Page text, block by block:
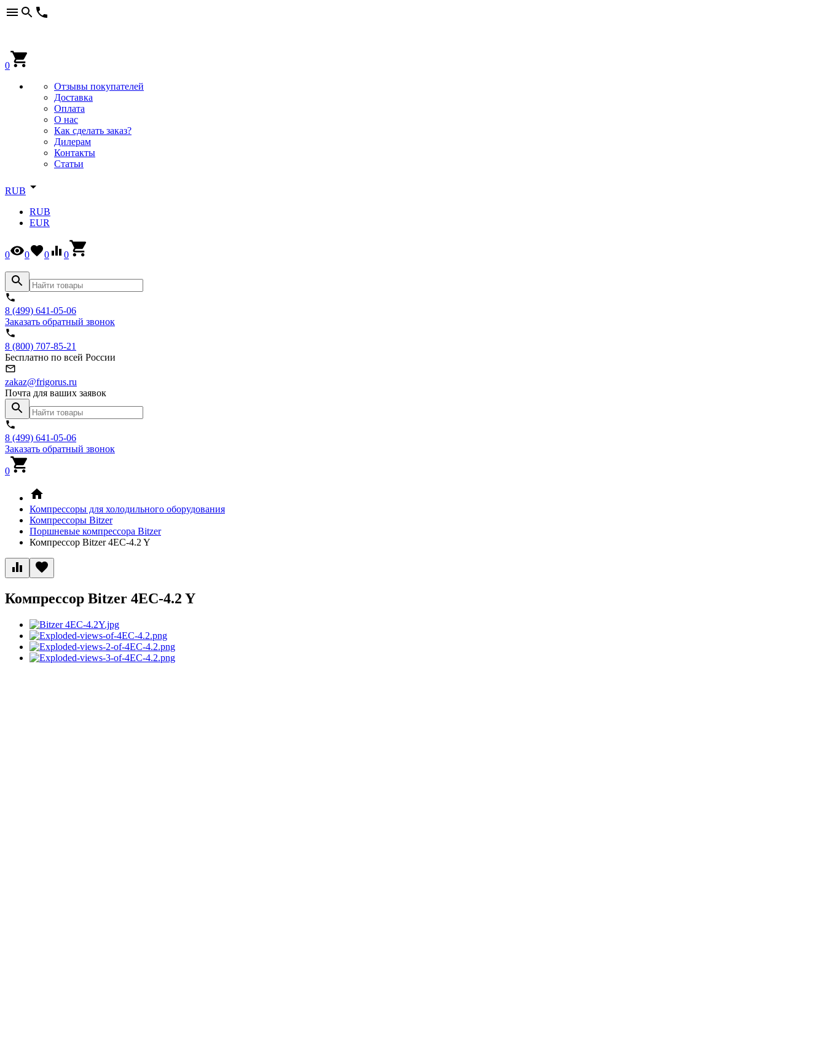
0
Отзывы покупателей
Доставка
Оплата
О нас
Как сделать заказ?
Дилерам
Контакты
Статьи
RUB
RUB
EUR
0 0 0 0
8 (499) 641-05-06
Заказать обратный звонок
8 (800) 707-85-21
Бесплатно по всей России
zakaz@frigorus.ru
Почта для ваших заявок
8 (499) 641-05-06
Заказать обратный звонок
0
Компрессоры для холодильного оборудования
Компрессоры Bitzer
Поршневые компрессора Bitzer
Компрессор Bitzer 4EC-4.2 Y
Компрессор Bitzer 4EC-4.2 Y